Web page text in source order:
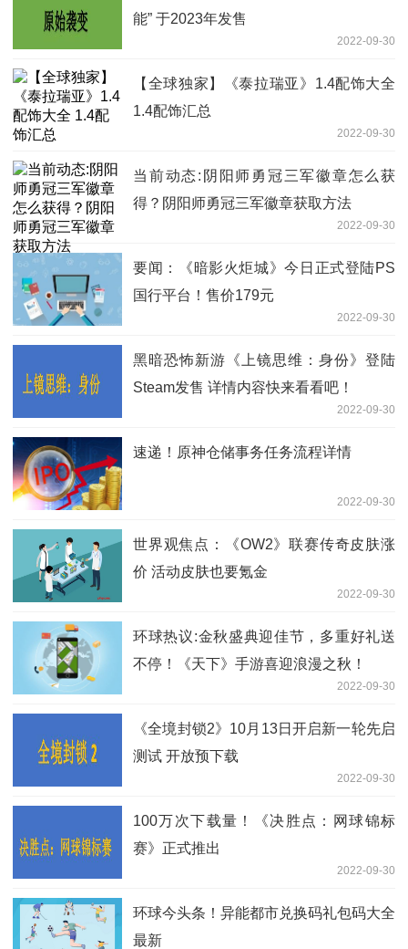
能” 于2023年发售
2022-09-30
【全球独家】《泰拉瑞亚》1.4配饰大全
1.4配饰汇总
2022-09-30
当前动态:阴阳师勇冠三军徽章怎么获
得？阴阳师勇冠三军徽章获取方法
2022-09-30
要闻：《暗影火炬城》今日正式登陆PS
国行平台！售价179元
2022-09-30
黑暗恐怖新游《上镜思维：身份》登陆
Steam发售 详情内容快来看看吧！
2022-09-30
速递！原神仓储事务任务流程详情
2022-09-30
世界观焦点：《OW2》联赛传奇皮肤涨
价 活动皮肤也要氪金
2022-09-30
环球热议:金秋盛典迎佳节，多重好礼送
不停！《天下》手游喜迎浪漫之秋！
2022-09-30
《全境封锁2》10月13日开启新一轮先启
测试 开放预下载
2022-09-30
100万次下载量！《决胜点：网球锦标
赛》正式推出
2022-09-30
环球今头条！异能都市兑换码礼包码大全
最新